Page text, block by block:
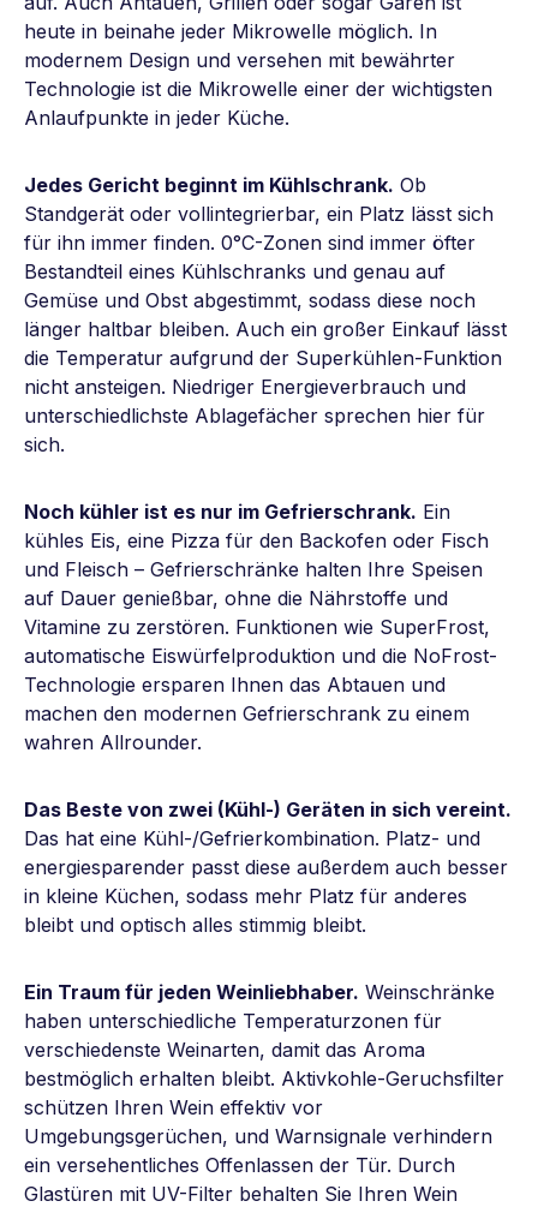
heute in beinahe jeder Mikrowelle möglich. In
modernem Design und versehen mit bewährter
Technologie ist die Mikrowelle einer der wichtigsten
Anlaufpunkte in jeder Küche.
Jedes Gericht beginnt im Kühlschrank. Ob
Standgerät oder vollintegrierbar, ein Platz lässt sich
für ihn immer finden. 0°C-Zonen sind immer öfter
Bestandteil eines Kühlschranks und genau auf
Gemüse und Obst abgestimmt, sodass diese noch
länger haltbar bleiben. Auch ein großer Einkauf lässt
die Temperatur aufgrund der Superkühlen-Funktion
nicht ansteigen. Niedriger Energieverbrauch und
unterschiedlichste Ablagefächer sprechen hier für
sich.
Noch kühler ist es nur im Gefrierschrank. Ein
kühles Eis, eine Pizza für den Backofen oder Fisch
und Fleisch – Gefrierschränke halten Ihre Speisen
auf Dauer genießbar, ohne die Nährstoffe und
Vitamine zu zerstören. Funktionen wie SuperFrost,
automatische Eiswürfelproduktion und die NoFrost-
Technologie ersparen Ihnen das Abtauen und
machen den modernen Gefrierschrank zu einem
wahren Allrounder.
Das Beste von zwei (Kühl-) Geräten in sich vereint.
Das hat eine Kühl-/Gefrierkombination. Platz- und
energiesparender passt diese außerdem auch besser
in kleine Küchen, sodass mehr Platz für anderes
bleibt und optisch alles stimmig bleibt.
Ein Traum für jeden Weinliebhaber. Weinschränke
haben unterschiedliche Temperaturzonen für
verschiedenste Weinarten, damit das Aroma
bestmöglich erhalten bleibt. Aktivkohle-Geruchsfilter
schützen Ihren Wein effektiv vor
Umgebungsgerüchen, und Warnsignale verhindern
ein versehentliches Offenlassen der Tür. Durch
Glastüren mit UV-Filter behalten Sie Ihren Wein